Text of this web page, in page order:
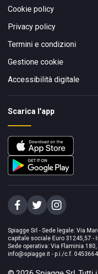
Cookie policy
Privacy policy
Termini e condizioni
Gestione cookie
Accessibilità digitale
Scarica l'app
Spiagge Srl - Sede legale: Via
capitale sociale Euro 31245,57 -
Sede operativa: Via Flaminia
info@spiagge.it - p.i./c.f.